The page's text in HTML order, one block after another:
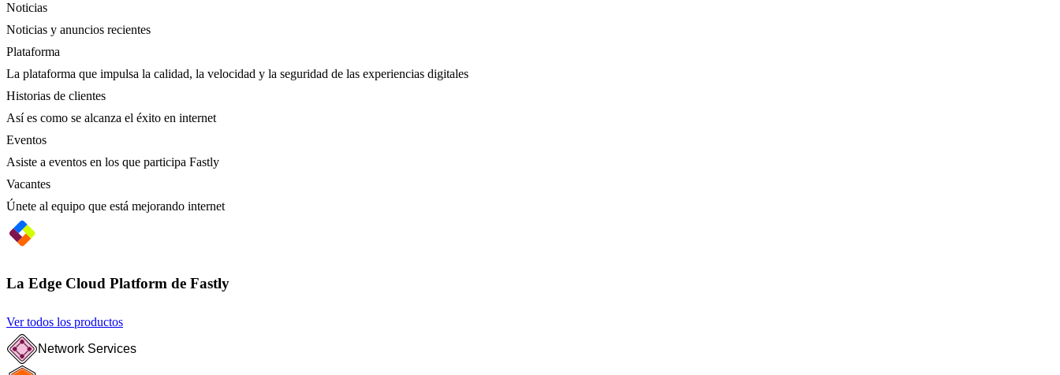
Noticias
Noticias y anuncios recientes
Plataforma
La plataforma que impulsa la calidad, la velocidad y la seguridad de las experiencias digitales
Historias de clientes
Así es como se alcanza el éxito en internet
Eventos
Asiste a eventos en los que participa Fastly
Vacantes
Únete al equipo que está mejorando internet
La Edge Cloud Platform de Fastly
Ver todos los productos
Network Services